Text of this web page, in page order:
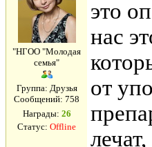
"НГОО "Молодая
семья"
Группа: Друзья
Сообщений: 758
Награды: 26
Статус: Offline
это
нас
от